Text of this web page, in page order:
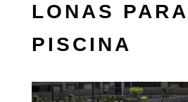
LONAS PARA
PISCINA